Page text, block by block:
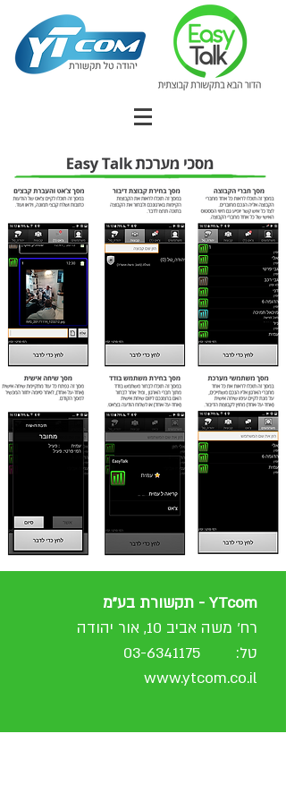
YTcom - תקשורת בע"מ
רח' משה אביב 10, אור יהודה
טל: 03-6341175
www.ytcom.co.il